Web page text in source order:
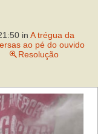
in A trégua da
ao pé do ouvido
Resolução